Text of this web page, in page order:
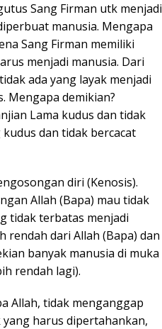
Sang Firman utk menjadi
manusia. Mengapa
Sang Firman memiliki
menjadi manusia. Dari
ada yang layak menjadi
Mengapa demikian?
Lama kudus dan tidak
dan tidak bercacat
diri (Kenosis).
Allah (Bapa) mau tidak
tidak terbatas menjadi
rendah dari Allah (Bapa) dan
banyak manusia di muka
rendah lagi).
Allah, tidak menganggap
harus dipertahankan,